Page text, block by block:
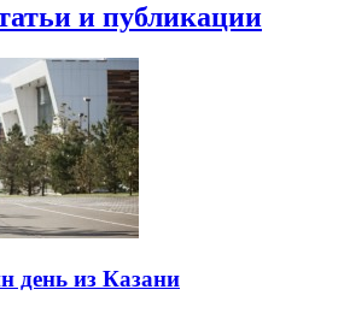
и публикации
день из Казани